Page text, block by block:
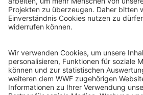
WWF Deutschland
Reinhardtstr. 18
10117 Berlin
Ihre Spende kann steuerlich geltend
Registriert als Stiftung WWF
Justiz Berlin, Az: 3416/976/2